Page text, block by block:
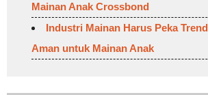
Mainan Anak Crossbond
Industri Mainan Harus Peka
Aman untuk Mainan Anak